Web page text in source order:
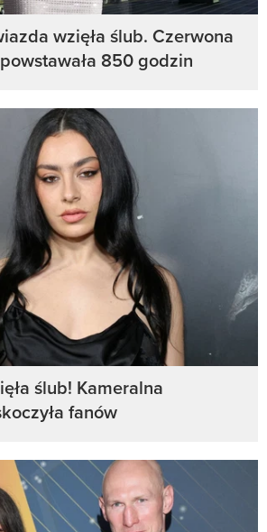
wzięła ślub. Czerwona
850 godzin
ślub! Kameralna
fanów